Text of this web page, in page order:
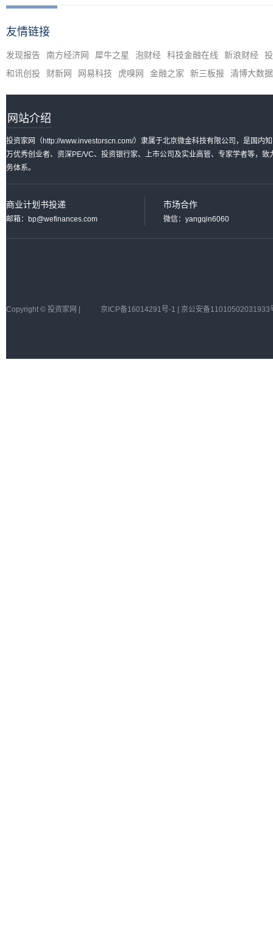
友情链接
发现报告 南方经济网 犀牛之星 泡财经 科技金融在线 新浪财经
和讯创投
财新网 网易科技 虎嗅网 金融之家 新三板报 清博大数据
网站介绍
投资家网（http://www.investorscn.com/）隶属于北京微金科技有限公司，是国内
万优秀创业者、资深PE/VC、投资银行家、上市公司及实业高管、专家学者等，
务体系。
商业计划书投递
邮箱：bp@wefinances.com
市场合作
微信：yangqin6060
Copyright © 投资家网 | 京ICP备16014291号-1 | 京公安备11010502031933